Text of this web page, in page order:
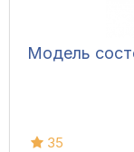
Модель
35